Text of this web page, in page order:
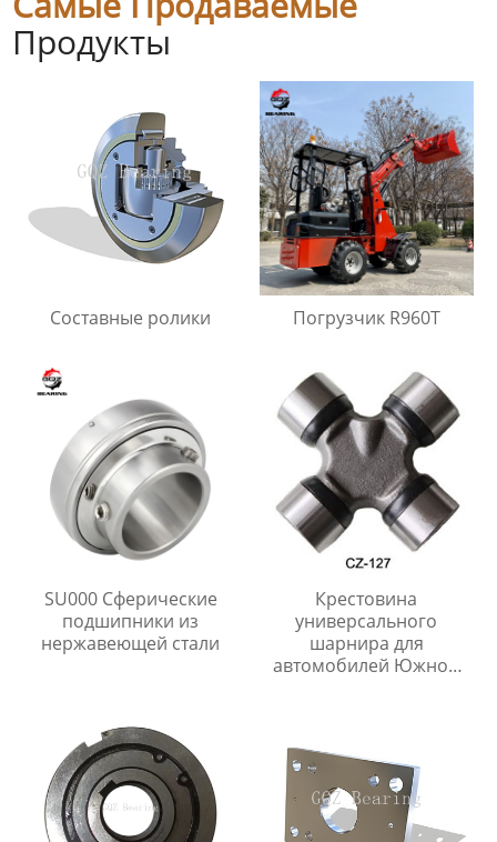
Продукты
Составные ролики Погрузчик R960T
SU000 Сферические
подшипники из
нержавеющей стали
Крестовина
универсального
шарнира для
автомобилей Южной